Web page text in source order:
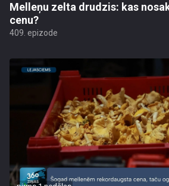
Melleņu zelta drudzis: kas
cenu?
409. epizode